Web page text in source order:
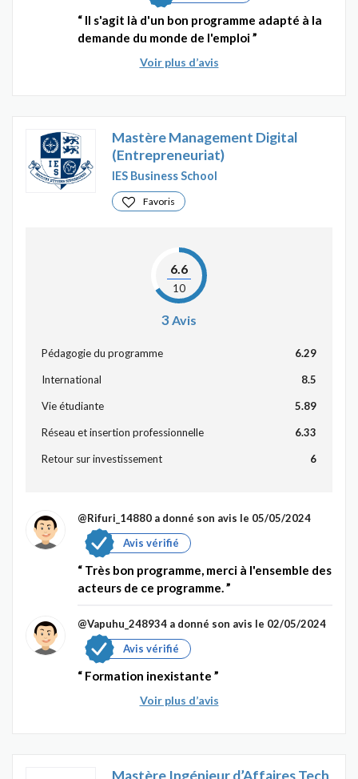
Il s'agit là d'un bon programme adapté à la
demande du monde de l'emploi
Voir plus d’avis
Mastère Management Digital
(Entrepreneuriat)
IES Business School
Favoris
6.6
10
3Avis
Pédagogie du programme 6.29
International 8.5
Vie étudiante 5.89
Réseau et insertion professionnelle 6.33
Retour sur investissement 6
@Rifuri_14880 a donné son avis le 05/05/2024
Avis vérifié
Très bon programme, merci à l'ensemble des
acteurs de ce programme.
@Vapuhu_248934 a donné son avis le 02/05/2024
Avis vérifié
Formation inexistante
Voir plus d’avis
Mastère Ingénieur d’Affaires Tech